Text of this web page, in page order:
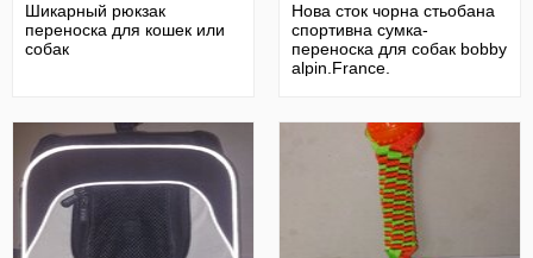
Шикарный рюкзак
переноска для кошек или
собак
Нова сток чорна стьобана
спортивна сумка-
переноска для собак bobby
alpin.France.